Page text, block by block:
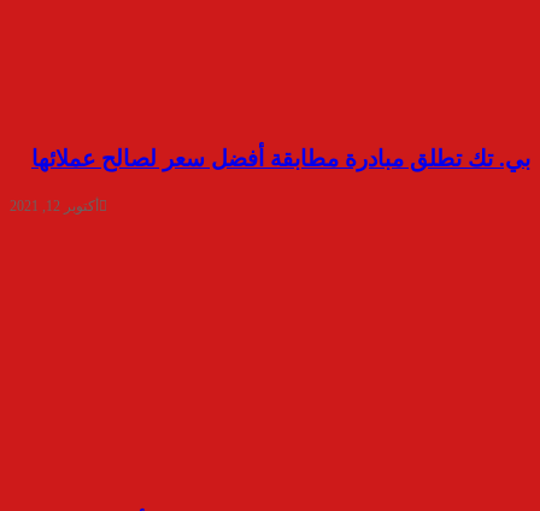
بي. تك تطلق مبادرة مطابقة أفضل سعر لصالح عملائها
أكتوبر 12, 2021